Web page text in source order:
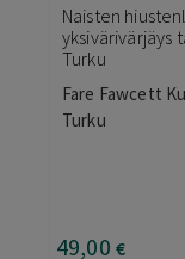
Naisten
yksivärivärjäys
Turku
Fare Fawcett
Turku
49,00 €